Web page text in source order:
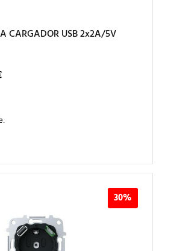
CARGADOR USB 2x2A/5V
EL
PRECIO
30%